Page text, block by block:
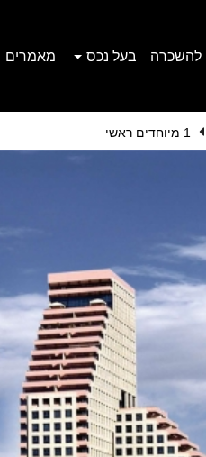
להשכרה בעל נכס מאמרים
1 מיוחדים ראשי